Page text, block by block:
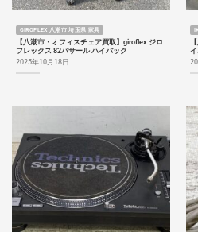
GIROFLEX 八潮市 埼玉県 家具
【八潮市・オフィスチェア買取】giroflex ジロ
フレックス 82パサール ハイバック
2025年10月18日